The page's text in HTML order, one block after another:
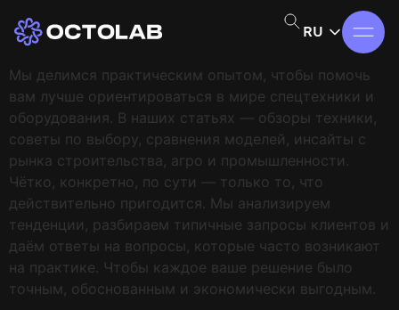
RU
Мы делимся практическим опытом, чтобы помочь
вам лучше ориентироваться в мире спецтехники и
оборудования. В наших статьях — обзоры техники,
советы по выбору, сравнения моделей, инсайты с
рынка строительства, агро и промышленности.
Чётко, конкретно, по сути — только то, что
действительно пригодится. Мы анализируем
тенденции, разбираем типичные запросы клиентов и
даём ответы на вопросы, которые часто возникают
на практике. Чтобы каждое ваше решение было
точным, обоснованным и экономически выгодным.